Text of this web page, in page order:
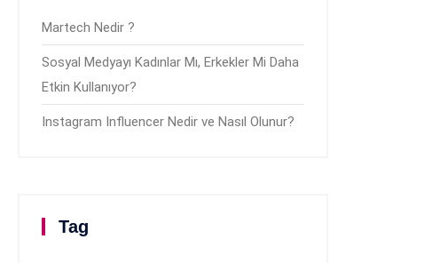
Martech Nedir ?
Sosyal Medyayı Kadınlar Mı, Erkekler Mi Daha
Etkin Kullanıyor?
Instagram Influencer Nedir ve Nasıl Olunur?
Tag